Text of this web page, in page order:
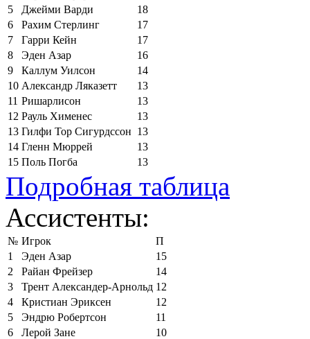
5
Джейми Варди
18
6
Рахим Стерлинг
17
7
Гарри Кейн
17
8
Эден Азар
16
9
Каллум Уилсон
14
10 Александр Ляказетт
13
11 Ришарлисон
13
12 Рауль Хименес
13
13 Гилфи Тор Сигурдссон 13
14 Гленн Мюррей
13
15 Поль Погба 13
Подробная таблица
Ассистенты:
№ Игрок
П
1
Эден Азар
15
2
Райан Фрейзер
14
3
Трент Александер-Арнольд 12
4
Кристиан Эриксен
12
5
Эндрю Робертсон
11
6
Лерой Зане
10